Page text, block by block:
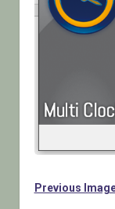
Previous